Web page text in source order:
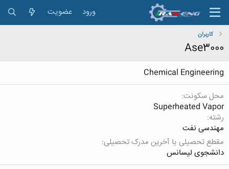
ورود عضویت
کاربران
Ase3000
Chemical Engineering
محل سکونت
Superheated Vapor
رشته
مهندسی نفت
مقطع تحصیلی یا آخرین مدرک تحصیلی
دانشجوی لیسانس